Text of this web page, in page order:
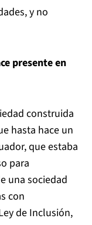
y no
presente en
construida
hasta hace un
que estaba
para
una sociedad
con
de Inclusión,